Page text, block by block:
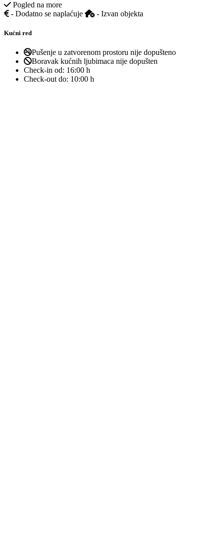
Pogled na more
- Dodatno se naplaćuje
- Izvan objekta
Kućni red
Pušenje u zatvorenom prostoru nije dopušteno
Boravak kućnih ljubimaca nije dopušten
Check-in od: 16:00 h
Check-out do: 10:00 h